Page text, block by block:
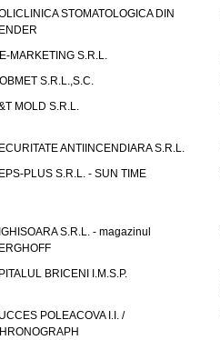
STOMATOLOGICA DIN
MARKETING S.R.L.
S.R.L.,S.C.
MOLD S.R.L.
ANTIINCENDIARA S.R.L.
PLUS S.R.L. - SUN TIME
S.R.L. - magazinul
BRICENI I.M.S.P.
POLEACOVA I.I. /